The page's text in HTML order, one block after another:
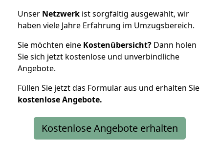
Unser Netzwerk ist sorgfältig ausgewählt, wir
haben viele Jahre Erfahrung im Umzugsbereich.
Sie möchten eine Kostenübersicht? Dann holen
Sie sich jetzt kostenlose und unverbindliche
Angebote.
Füllen Sie jetzt das Formular aus und erhalten Sie
kostenloseAngebote.
Kostenlose Angebote erhalten